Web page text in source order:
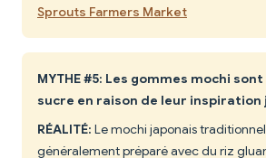
Sprouts Farmers Market
MYTHE #5: Les gommes mochi
sucre en raison de leur inspiration
RÉALITÉ: Le mochi japonais
généralement préparé avec du riz